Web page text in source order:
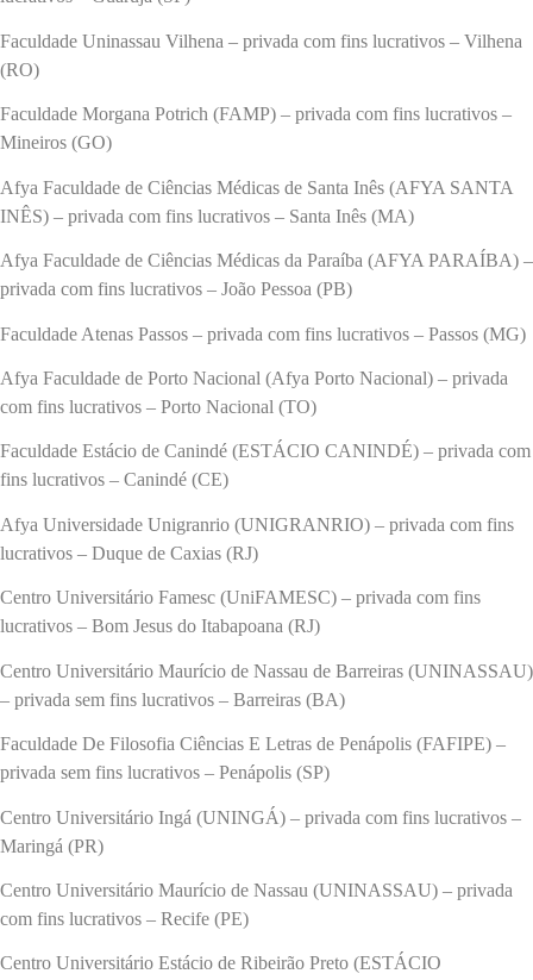
Faculdade Uninassau Vilhena – privada com fins lucrativos – Vilhena
(RO)
Faculdade Morgana Potrich (FAMP) – privada com fins lucrativos –
Mineiros (GO)
Afya Faculdade de Ciências Médicas de Santa Inês (AFYA SANTA
INÊS) – privada com fins lucrativos – Santa Inês (MA)
Afya Faculdade de Ciências Médicas da Paraíba (AFYA PARAÍBA) –
privada com fins lucrativos – João Pessoa (PB)
Faculdade Atenas Passos – privada com fins lucrativos – Passos (MG)
Afya Faculdade de Porto Nacional (Afya Porto Nacional) – privada
com fins lucrativos – Porto Nacional (TO)
Faculdade Estácio de Canindé (ESTÁCIO CANINDÉ) – privada com
fins lucrativos – Canindé (CE)
Afya Universidade Unigranrio (UNIGRANRIO) – privada com fins
lucrativos – Duque de Caxias (RJ)
Centro Universitário Famesc (UniFAMESC) – privada com fins
lucrativos – Bom Jesus do Itabapoana (RJ)
Centro Universitário Maurício de Nassau de Barreiras (UNINASSAU)
– privada sem fins lucrativos – Barreiras (BA)
Faculdade De Filosofia Ciências E Letras de Penápolis (FAFIPE) –
privada sem fins lucrativos – Penápolis (SP)
Centro Universitário Ingá (UNINGÁ) – privada com fins lucrativos –
Maringá (PR)
Centro Universitário Maurício de Nassau (UNINASSAU) – privada
com fins lucrativos – Recife (PE)
Centro Universitário Estácio de Ribeirão Preto (ESTÁCIO